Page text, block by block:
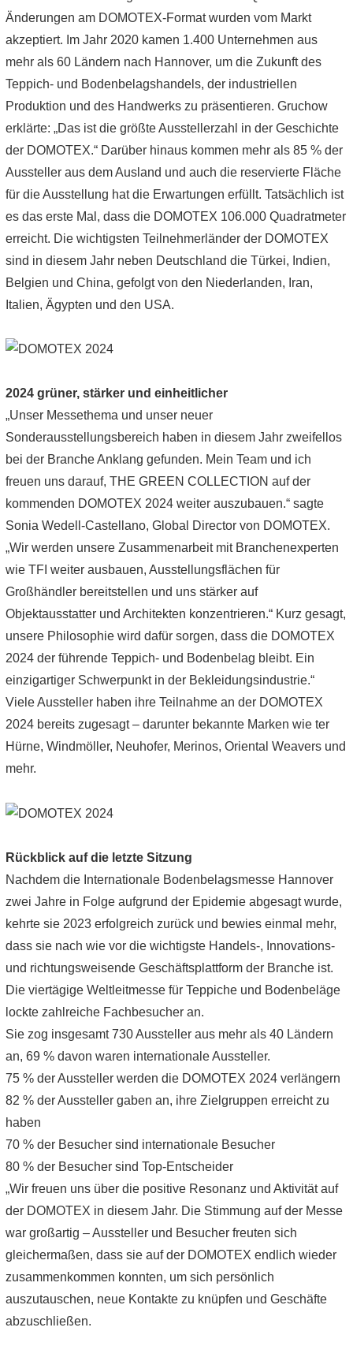
Änderungen am DOMOTEX-Format wurden vom Markt
akzeptiert. Im Jahr 2020 kamen 1.400 Unternehmen aus
mehr als 60 Ländern nach Hannover, um die Zukunft des
Teppich- und Bodenbelagshandels, der industriellen
Produktion und des Handwerks zu präsentieren. Gruchow
erklärte: „Das ist die größte Ausstellerzahl in der Geschichte
der DOMOTEX.“ Darüber hinaus kommen mehr als 85 % der
Aussteller aus dem Ausland und auch die reservierte Fläche
für die Ausstellung hat die Erwartungen erfüllt. Tatsächlich ist
es das erste Mal, dass die DOMOTEX 106.000 Quadratmeter
erreicht. Die wichtigsten Teilnehmerländer der DOMOTEX
sind in diesem Jahr neben Deutschland die Türkei, Indien,
Belgien und China, gefolgt von den Niederlanden, Iran,
Italien, Ägypten und den USA.
2024 grüner, stärker und einheitlicher
„Unser Messethema und unser neuer
Sonderausstellungsbereich haben in diesem Jahr zweifellos
bei der Branche Anklang gefunden. Mein Team und ich
freuen uns darauf, THE GREEN COLLECTION auf der
kommenden DOMOTEX 2024 weiter auszubauen.“ sagte
Sonia Wedell-Castellano, Global Director von DOMOTEX.
„Wir werden unsere Zusammenarbeit mit Branchenexperten
wie TFI weiter ausbauen, Ausstellungsflächen für
Großhändler bereitstellen und uns stärker auf
Objektausstatter und Architekten konzentrieren.“ Kurz gesagt,
unsere Philosophie wird dafür sorgen, dass die DOMOTEX
2024 der führende Teppich- und Bodenbelag bleibt. Ein
einzigartiger Schwerpunkt in der Bekleidungsindustrie.“
Viele Aussteller haben ihre Teilnahme an der DOMOTEX
2024 bereits zugesagt – darunter bekannte Marken wie ter
Hürne, Windmöller, Neuhofer, Merinos, Oriental Weavers und
mehr.
Rückblick auf die letzte Sitzung
Nachdem die Internationale Bodenbelagsmesse Hannover
zwei Jahre in Folge aufgrund der Epidemie abgesagt wurde,
kehrte sie 2023 erfolgreich zurück und bewies einmal mehr,
dass sie nach wie vor die wichtigste Handels-, Innovations-
und richtungsweisende Geschäftsplattform der Branche ist.
Die viertägige Weltleitmesse für Teppiche und Bodenbeläge
lockte zahlreiche Fachbesucher an.
Sie zog insgesamt 730 Aussteller aus mehr als 40 Ländern
an, 69 % davon waren internationale Aussteller.
75 % der Aussteller werden die DOMOTEX 2024 verlängern
82 % der Aussteller gaben an, ihre Zielgruppen erreicht zu
haben
70 % der Besucher sind internationale Besucher
80 % der Besucher sind Top-Entscheider
„Wir freuen uns über die positive Resonanz und Aktivität auf
der DOMOTEX in diesem Jahr. Die Stimmung auf der Messe
war großartig – Aussteller und Besucher freuten sich
gleichermaßen, dass sie auf der DOMOTEX endlich wieder
zusammenkommen konnten, um sich persönlich
auszutauschen, neue Kontakte zu knüpfen und Geschäfte
abzuschließen.